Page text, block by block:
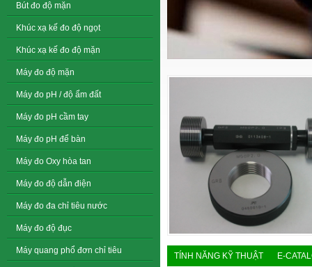
Bút đo độ mặn
Khúc xạ kế đo độ ngọt
Khúc xạ kế đo độ mặn
Máy đo độ mặn
Máy đo pH / độ ẩm đất
Máy đo pH cầm tay
Máy đo pH để bàn
Máy đo Oxy hòa tan
Máy đo độ dẫn điện
Máy đo đa chỉ tiêu nước
Máy đo độ đục
Máy quang phổ đơn chỉ tiêu
TÍNH NĂNG KỸ THUẬT E-